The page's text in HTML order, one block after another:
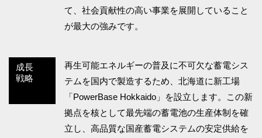
て、社会貢献性の高い事業を展開していること
が最大の強みです。
成長
戦略
再生可能エネルギーの普及に不可欠な蓄電シス
テムを国内で製造するため、北海道に新工場
「PowerBase Hokkaido」を設立します。この新
拠点を核として最先端の蓄電池の生産体制を確
立し、高品質な国産蓄電システムの安定供給を